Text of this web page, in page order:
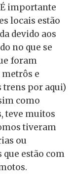
importante
locais estão
devido aos
no que se
foram
e
trens por aqui)
como
teve muitos
tiveram
ou
estão com